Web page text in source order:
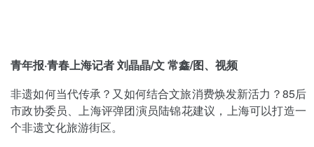
青年报·青春上海记者 刘晶晶/文 常鑫/图、视频
非遗如何当代传承？又如何结合文旅消费焕发新活力？85后
市政协委员、上海评弹团演员陆锦花建议，上海可以打造一
个非遗文化旅游街区。